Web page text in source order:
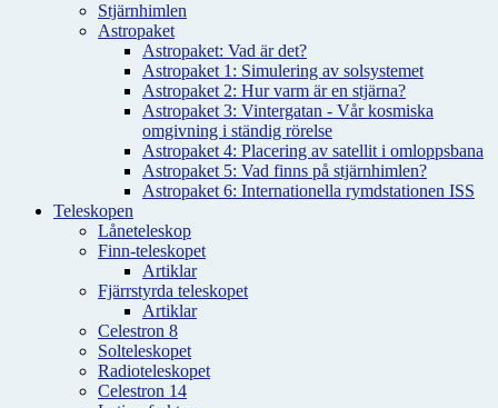
Stjärnhimlen
Astropaket
Astropaket: Vad är det?
Astropaket 1: Simulering av solsystemet
Astropaket 2: Hur varm är en stjärna?
Astropaket 3: Vintergatan - Vår kosmiska
omgivning i ständig rörelse
Astropaket 4: Placering av satellit i omloppsbana
Astropaket 5: Vad finns på stjärnhimlen?
Astropaket 6: Internationella rymdstationen ISS
Teleskopen
Låneteleskop
Finn-teleskopet
Artiklar
Fjärrstyrda teleskopet
Artiklar
Celestron 8
Solteleskopet
Radioteleskopet
Celestron 14